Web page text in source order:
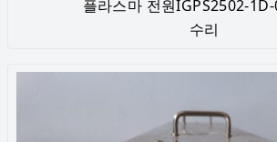
플라스마 전원IGPS2502-
수리